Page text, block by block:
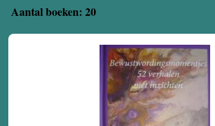
Aantal boeken: 20